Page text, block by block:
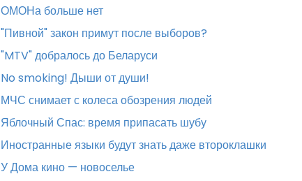
ОМОНа больше нет
"Пивной" закон примут после выборов?
"MTV" добралось до Беларуси
No smoking! Дыши от души!
МЧС снимает с колеса обозрения людей
Яблочный Спас: время припасать шубу
Иностранные языки будут знать даже второклашки
У Дома кино — новоселье